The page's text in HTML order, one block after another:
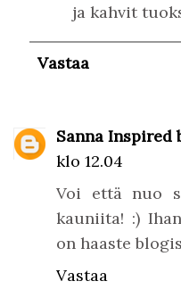
ja kahvit
Vastaa
Sanna Inspired
klo 12.04
Voi että nuo
kauniita! :)
on haaste
Vastaa